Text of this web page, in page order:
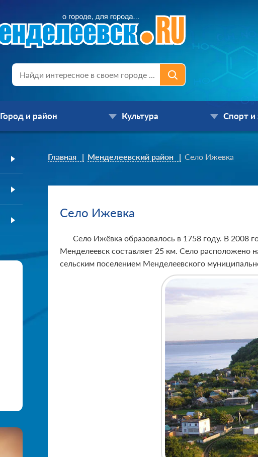
Город и район Культура Спорт и
Главная Менделеевский район Село Ижевка
Село Ижевка
Село Ижёвка образовалось в 1758 году. В 2008
Менделеевск составляет 25 км. Село расположено
сельским поселением Менделеевского